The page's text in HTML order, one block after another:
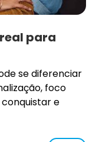
para
se diferenciar
foco
e